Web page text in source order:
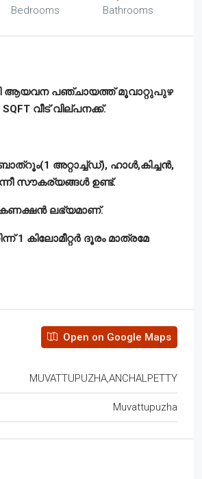
Bedrooms
Bathrooms
ആയവന പഞ്ചായത്ത് മൂവാറ്റുപുഴ
വീട് വില്പനക്ക്.
അറ്റാച്ച്ഡ്), ഹാൾ,കിച്ചൻ,
സൗകര്യങ്ങൾ ഉണ്ട്.
കണക്ഷൻ ലഭ്യമാണ്.
1 കിലോമീറ്റർ ദൂരം മാത്രമേ
Open on Google Maps
MUVATTUPUZHA,ANCHALPETTY
Muvattupuzha